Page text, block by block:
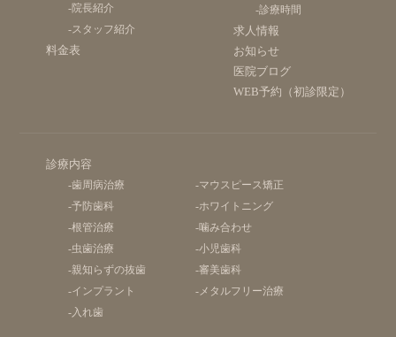
-院長紹介
-スタッフ紹介
料金表
-診療時間
求人情報
お知らせ
医院ブログ
WEB予約（初診限定）
診療内容
-歯周病治療
-予防歯科
-根管治療
-虫歯治療
-親知らずの抜歯
-インプラント
-入れ歯
-マウスピース矯正
-ホワイトニング
-噛み合わせ
-小児歯科
-審美歯科
-メタルフリー治療